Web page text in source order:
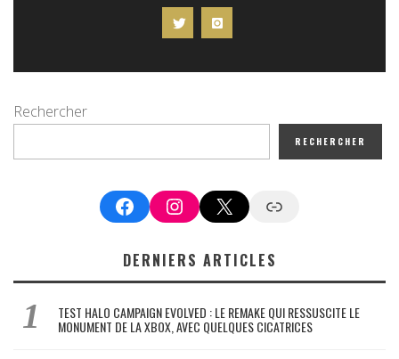
Rechercher
RECHERCHER
FacebookInstagram
X Google News
DERNIERS ARTICLES
TEST HALO CAMPAIGN EVOLVED : LE REMAKE QUI RESSUSCITE LE
MONUMENT DE LA XBOX, AVEC QUELQUES CICATRICES